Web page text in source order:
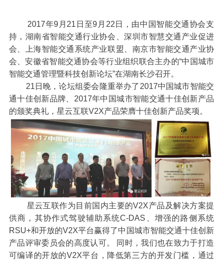
2017年9月21日至9月22日，由中国智能交通协会支
持，湖南省智能交通行业协会、深圳市智慧交通产业促进
会、上海智能交通系统产业联盟、南京市智能交通产业协
会、安徽省智能交通协会等行业组织联合主办的“中国城市
智能交通管理暨科技创新论坛”在湖南长沙召开。
21日晚，论坛组委会隆重举办了2017中国城市智能交
通十佳创新品牌、2017年中国城市智能交通十佳创新产品
的颁奖典礼，星云互联V2X产品荣膺十佳创新产品奖项。
星云互联作为目前国内主要的V2X产品及解决方案提
供商，其协作式驾驶辅助系统C-DAS、增强的路侧系统
RSU+和开放的V2X平台赢得了中国城市智能交通十佳创新
产品评审委员会的高度认可。 同时，我们也在致力于打造
可编译的开放的V2X平台，降低第三方的开发门槛，通过